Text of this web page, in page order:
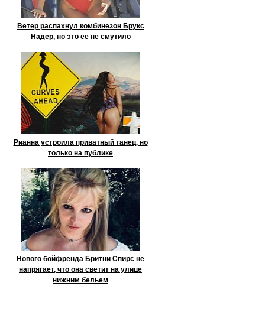
Ветер распахнул комбинезон Брукс
Надер, но это её не смутило
Рианна устроила приватный танец, но
только на публике
Нового бойфренда Бритни Спирс не
напрягает, что она светит на улице
нижним бельем